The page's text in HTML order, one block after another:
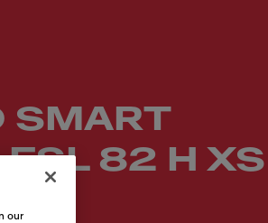
SMART
FSL 82 H XS
our